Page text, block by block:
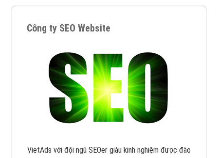
Công ty SEO Website
VietAds với đội ngũ SEOer giàu kinh nghiệm được đào